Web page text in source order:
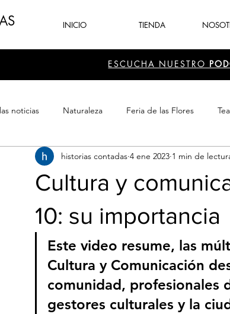
INICIO TIENDA
ESCUCHA NUESTRO
noticias Naturaleza Feria de las Flores
Patrimonio Sector Cultura Recreación
Cultura y
10: su importancia
historias contadas 4 ene 2023 1 min de
Este video resume, las
Cultura y Comunicación
comunidad, profesionales
gestores culturales y la